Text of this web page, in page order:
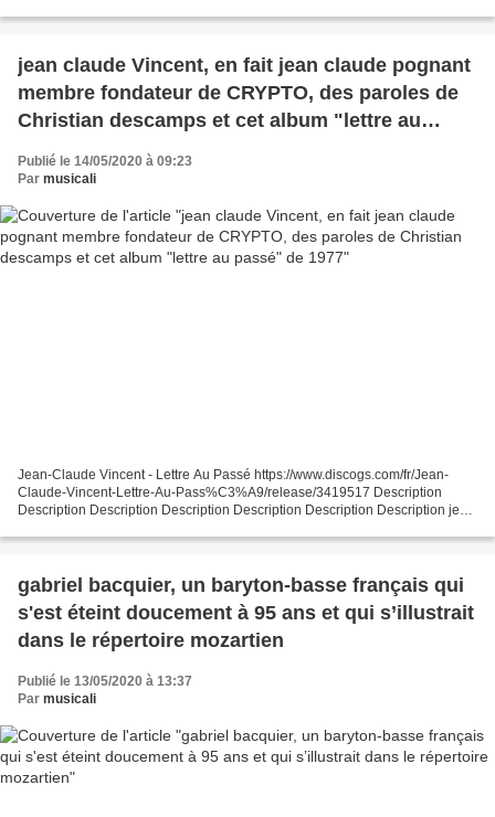
jean claude Vincent, en fait jean claude pognant
membre fondateur de CRYPTO, des paroles de
Christian descamps et cet album "lettre au
passé" de 1977
Publié le 14/05/2020 à 09:23
Par musicali
Jean-Claude Vincent - Lettre Au Passé https://www.discogs.com/fr/Jean-
Claude-Vincent-Lettre-Au-Pass%C3%A9/release/3419517 Description
Description Description Description Description Description Description jean
gabriel bacquier, un baryton-basse français qui
s'est éteint doucement à 95 ans et qui s’illustrait
dans le répertoire mozartien
Publié le 13/05/2020 à 13:37
Par musicali